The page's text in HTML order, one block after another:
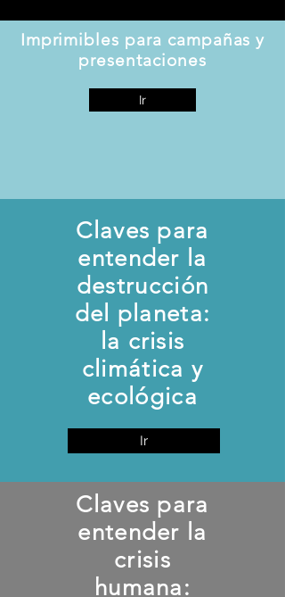
Imprimibles para campañas y
presentaciones
Ir
Claves para
entender la
destrucción
del planeta:
la crisis
climática y
ecológica
Ir
Claves para
entender la
crisis
humana: